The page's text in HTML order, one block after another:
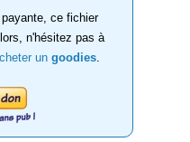
ce fichier
n'hésitez pas à
un goodies.